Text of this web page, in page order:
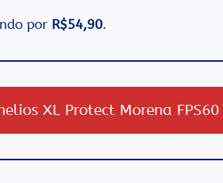
por R$54,90.
XL Protect Morena FPS60